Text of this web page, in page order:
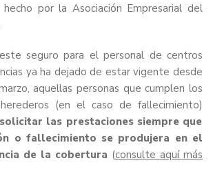
por la Asociación Empresarial del
seguro para el personal de centros
ya ha dejado de estar vigente desde
aquellas personas que cumplen los
(en el caso de fallecimiento)
las prestaciones siempre que
o fallecimiento se produjera en el
de la cobertura (consulte aquí más